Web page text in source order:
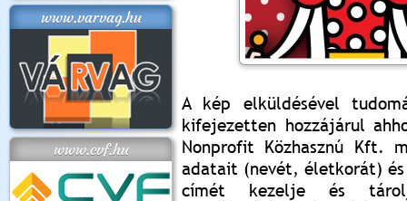
www.varvag.hu
www.cvf.hu
A kép elküldésével
kifejezetten hozzájárul
Nonprofit Közhasznú Kft.
adatait (nevét, életkorát)
címét kezelje és